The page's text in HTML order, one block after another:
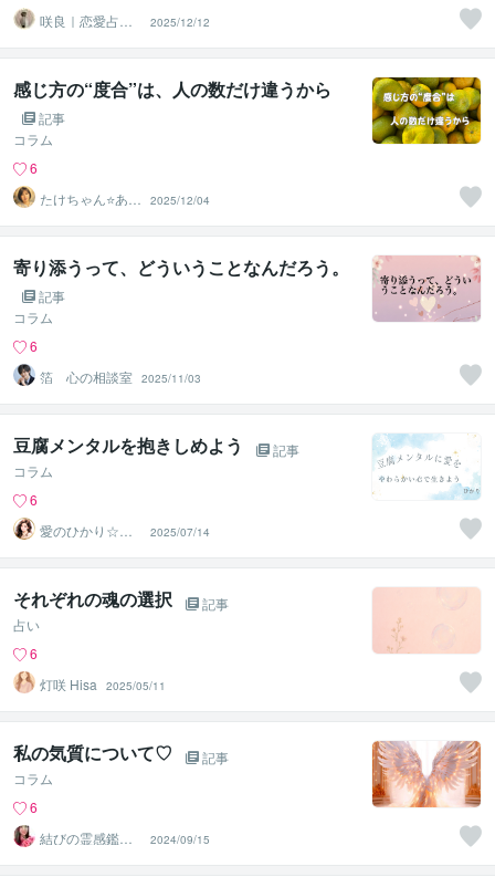
咲良｜恋愛占い
心導師
2025/12/12
感じ方の“度合”は、人の数だけ違うから
記事
コラム
6
たけちゃん⭐あな
たの魅力を見つ
ける対話人
2025/12/04
寄り添うって、どういうことなんだろう。
記事
コラム
6
箔 心の相談室 2025/11/03
豆腐メンタルを抱きしめよう
記事
コラム
6
愛のひかり☆ヒ
ーラー
2025/07/14
それぞれの魂の選択
記事
占い
6
灯咲 Hisa
2025/05/11
私の気質について♡
記事
コラム
6
結びの霊感鑑定
士♡心の守護者
優真（ゆうま
2024/09/15